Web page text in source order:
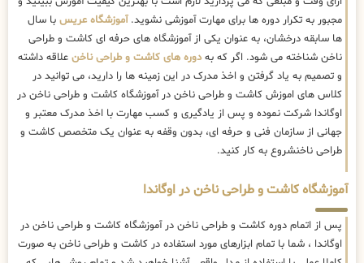
مجبور به تکرار دوره ها برای مهارت آموزشی نشوید.آموزشگاه عریس با سال
ها سابقه درخشان، به عنوان یکی از آموزشگاه های حرفه ای کاشت و طراحی
ناخن شناخته می شود. اگر که بهدوره های کاشت و طراحی ناخن علاقه داشته
و تصمیم به یاد گرفتن و اخذ مدرک در این زمینه ها را دارید، می توانید در
کلاس های اموزش کاشت و طراحی ناخن در آموزشگاه کاشت و طراحی ناخن در
اوگاندا شرکت نموده و پس از یادگیری و کسب مهارت با اخذ مدرک معتبر و
جهانی از سازمان فنی و حرفه ای، بدون وقفه به عنوان یک متخصص کاشت و
طراحی ناخنشروع به کار کنید.
آموزشگاه کاشت و طراحی ناخن در اوگاندا
پس از اتمام دوره کاشت و طراحی ناخن در آموزشگاه کاشت و طراحی ناخن در
اوگاندا ، شما با تمام ابزارهای مورد استفاده در کاشت و طراحی ناخن به صورت